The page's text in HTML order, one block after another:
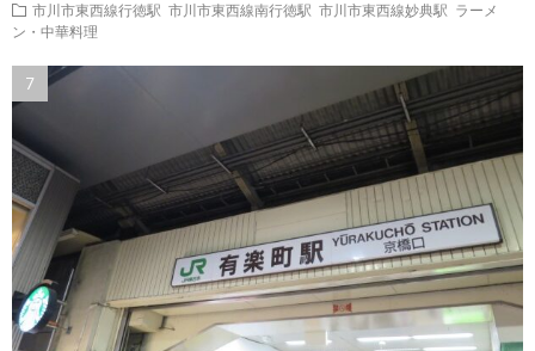
市川市東西線行徳駅 市川市東西線南行徳駅 市川市東西線妙典駅
ラーメ
ン・中華料理